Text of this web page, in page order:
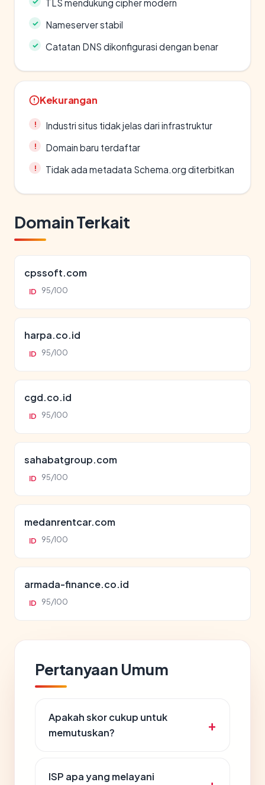
TLS mendukung cipher modern
Nameserver stabil
Catatan DNS dikonfigurasi dengan benar
Kekurangan
Industri situs tidak jelas dari infrastruktur
Domain baru terdaftar
Tidak ada metadata Schema.org diterbitkan
Domain Terkait
cpssoft.com
ID 95/100
harpa.co.id
ID 95/100
cgd.co.id
ID 95/100
sahabatgroup.com
ID 95/100
medanrentcar.com
ID 95/100
armada-finance.co.id
ID 95/100
Pertanyaan Umum
Apakah skor cukup untuk
memutuskan?
ISP apa yang melayani